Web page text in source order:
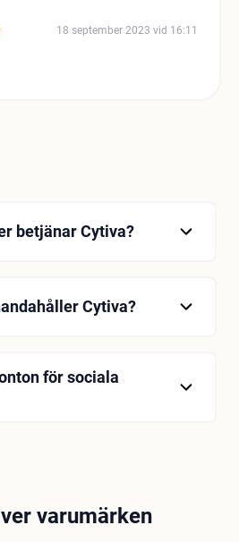
18 september 2023 vid 16:11
betjänar Cytiva?
Cytiva?
och
för sociala
varumärken